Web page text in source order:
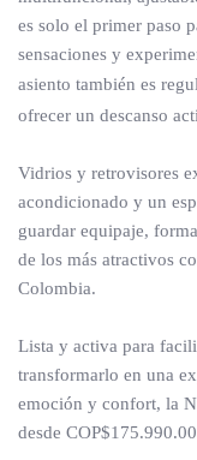
es solo el primer paso
sensaciones y
asiento también es
ofrecer un descanso
Vidrios y retrovisores
acondicionado y un
guardar equipaje,
de los más atractivos
Colombia.
Lista y activa para
transformarlo en una
emoción y confort, la
desde